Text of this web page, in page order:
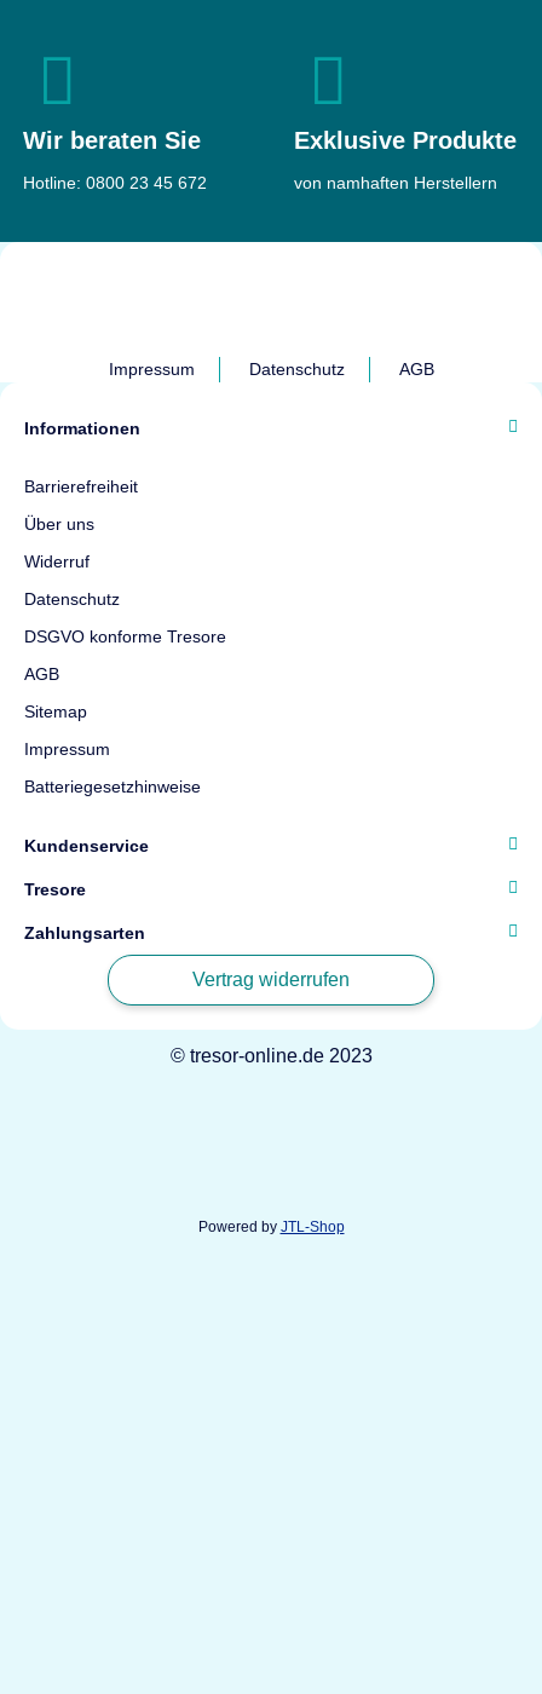
Wir beraten Sie
Hotline: 0800 23 45 672
Exklusive Produkte
von namhaften Herstellern
Impressum Datenschutz AGB
Informationen
Barrierefreiheit
Über uns
Widerruf
Datenschutz
DSGVO konforme Tresore
AGB
Sitemap
Impressum
Batteriegesetzhinweise
Kundenservice
Tresore
Zahlungsarten
Vertrag widerrufen
© tresor-online.de 2023
Powered by JTL-Shop